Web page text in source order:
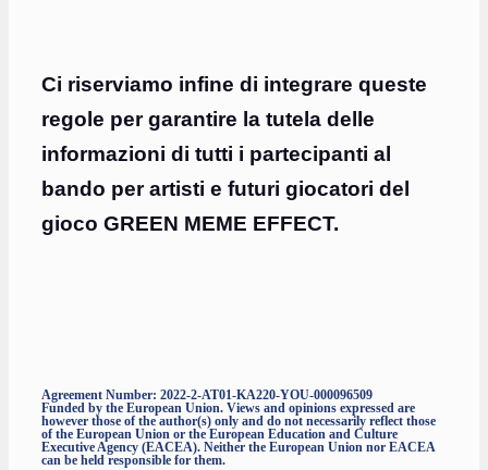
Ci riserviamo infine di integrare queste
regole per garantire la tutela delle
informazioni di tutti i partecipanti al
bando per artisti e futuri giocatori del
gioco GREEN MEME EFFECT.
Agreement Number: 2022-2-AT01-KA220-YOU-000096509
Funded by the European Union. Views and opinions expressed are
however those of the author(s) only and do not necessarily reflect those
of the European Union or the European Education and Culture
Executive Agency (EACEA). Neither the European Union nor EACEA
can be held responsible for them.